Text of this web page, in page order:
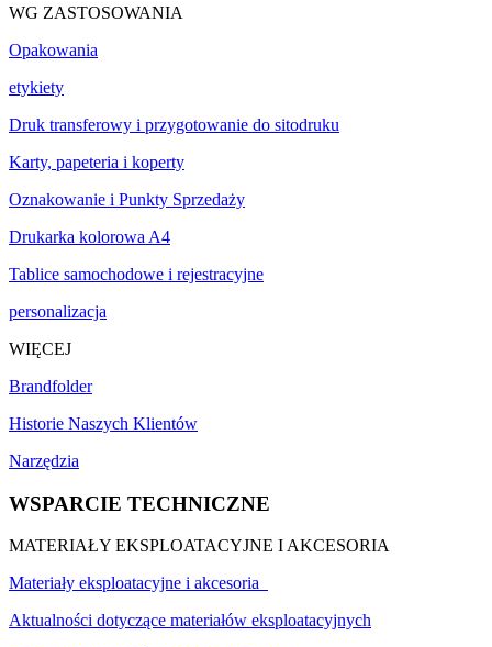
WG ZASTOSOWANIA
Opakowania
etykiety
Druk transferowy i przygotowanie do sitodruku
Karty, papeteria i koperty
Oznakowanie i Punkty Sprzedaży
Drukarka kolorowa A4
Tablice samochodowe i rejestracyjne
personalizacja
WIĘCEJ
Brandfolder
Historie Naszych Klientów
Narzędzia
WSPARCIE TECHNICZNE
MATERIAŁY EKSPLOATACYJNE I AKCESORIA
Materiały eksploatacyjne i akcesoria
Aktualności dotyczące materiałów eksploatacyjnych